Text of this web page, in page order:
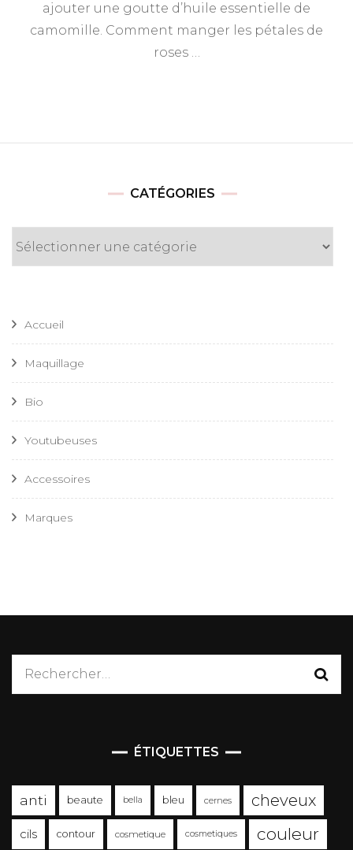
ajouter une goutte d’huile essentielle de
camomille. Comment manger les pétales de
roses …
CATÉGORIES
Accueil
Maquillage
Bio
Youtubeuses
Accessoires
Marques
Rechercher :
ÉTIQUETTES
anti beaute bella bleu cernes cheveux
cils contour cosmetique cosmetiques couleur